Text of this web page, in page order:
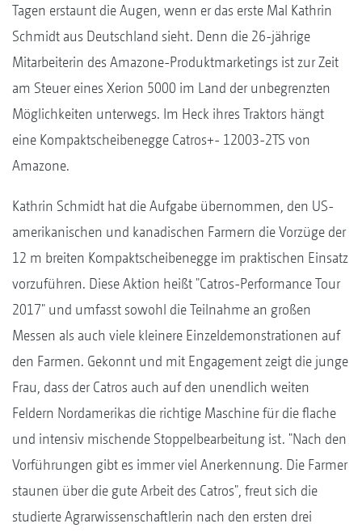
Tagen erstaunt die Augen, wenn er das erste Mal Kathrin
Schmidt aus Deutschland sieht. Denn die 26-jährige
Mitarbeiterin des Amazone-Produktmarketings ist zur Zeit
am Steuer eines Xerion 5000 im Land der unbegrenzten
Möglichkeiten unterwegs. Im Heck ihres Traktors hängt
eine Kompaktscheibenegge Catros+- 12003-2TS von
Amazone.
Kathrin Schmidt hat die Aufgabe übernommen, den US-
amerikanischen und kanadischen Farmern die Vorzüge der
12 m breiten Kompaktscheibenegge im praktischen Einsatz
vorzuführen. Diese Aktion heißt "Catros-Performance Tour
2017" und umfasst sowohl die Teilnahme an großen
Messen als auch viele kleinere Einzeldemonstrationen auf
den Farmen. Gekonnt und mit Engagement zeigt die junge
Frau, dass der Catros auch auf den unendlich weiten
Feldern Nordamerikas die richtige Maschine für die flache
und intensiv mischende Stoppelbearbeitung ist. "Nach den
Vorführungen gibt es immer viel Anerkennung. Die Farmer
staunen über die gute Arbeit des Catros", freut sich die
studierte Agrarwissenschaftlerin nach den ersten drei